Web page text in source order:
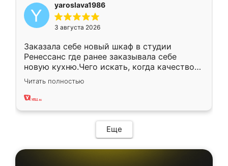
yaroslava1986
3 августа 2026
Заказала себе новый шкаф в студии
Ренессанс где ранее заказывала себе
новую кухню.Чего искать, когда качеством
вполне довольна. Служит кухня уже почти
два года, нареканий нет.
Читать полностью
Еще